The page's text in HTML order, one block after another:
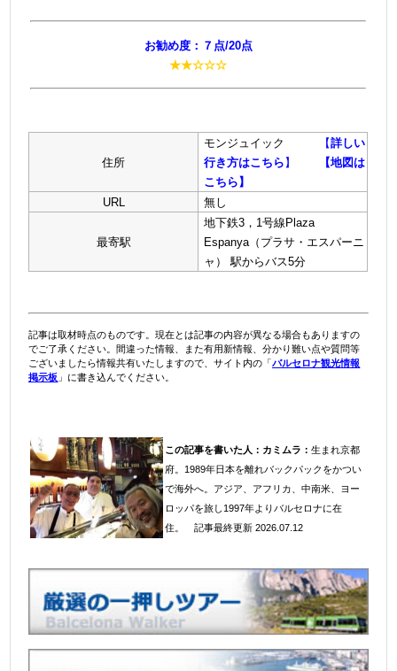
お勧め度：７点/20点
★★☆☆☆
住所
モンジュイック 【詳しい
行き方はこちら】
【地図は
こちら】
URL
無し
最寄駅
地下鉄3，1号線Plaza
Espanya（プラサ・エスパーニ
ャ） 駅からバス5分
記事は取材時点のものです。現在とは記事の内容が異なる場合もありますの
でご了承ください。間違った情報、また有用新情報、分かり難い点や質問等
ございましたら情報共有いたしますので、サイト内の「バルセロナ観光情報
掲示板 」に書き込んでください。
この記事を書いた人： カミムラ：生まれ京都
府。1989年日本を離れバックパックをかつい
で海外へ。アジア、アフリカ、中南米、ヨー
ロッパを旅し1997年よりバルセロナに在
住。記事最終更新 2026.07.12